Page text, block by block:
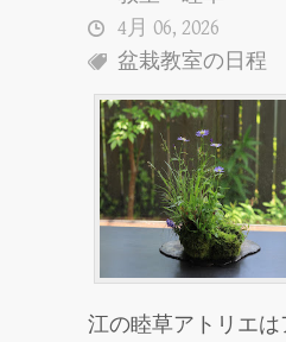
4月 06, 2026
盆栽教室の日程
江の睦草アトリエ